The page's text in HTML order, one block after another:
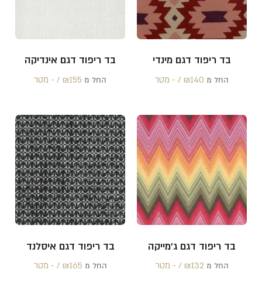
בד ריפוד דגם מינדי
החל מ ₪140 /‏‏‎ ‎- מטר
בד ריפוד דגם אינדיקה
החל מ ₪155 /‏‏‎ ‎- מטר
בד ריפוד דגם ג'מייקה
החל מ ₪132 /‏‏‎ ‎- מטר
בד ריפוד דגם איסלנד
החל מ ₪165 /‏‏‎ ‎- מטר